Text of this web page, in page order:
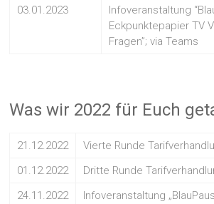
03.01.2023
Infoveranstaltung
Eckpunktepapier TV
Fragen”; via Teams
Was wir 2022 für Euch
21.12.2022
Vierte Runde
01.12.2022
Dritte Runde
24.11.2022
Infoveranstaltung